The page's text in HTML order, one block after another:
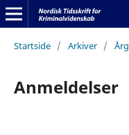
Startside / Arkiver /
Anmeldelser